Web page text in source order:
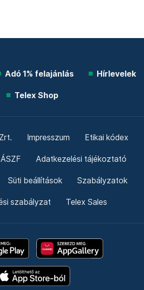
Adó 1% felajánlás Hírlevelek
Telex Shop
Impresszum Etikai kódex
ÁSZF Adatkezelési tájékoztató
Süti beállítások Szabályzatok
szabályzat Telex Sales